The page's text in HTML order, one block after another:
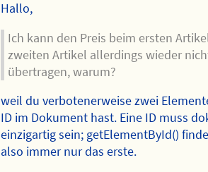
Hallo,
Ich kann den Preis beim ersten
zweiten Artikel allerdings wieder
übertragen, warum?
weil du verbotenerweise zwei
ID im Dokument hast. Eine ID muss
einzigartig sein; getElementById()
also immer nur das erste.